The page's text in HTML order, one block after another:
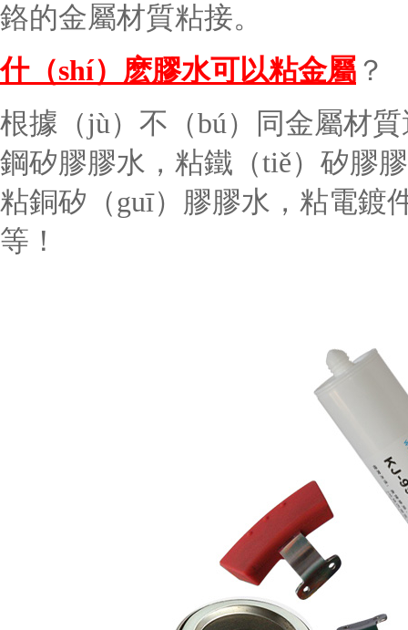
鉻的金屬材質粘接。
什（shí）麽膠水可以粘金屬 ？
根據（jù）不（bú）同金屬材
鋼矽膠膠水，粘鐵（tiě）矽膠
粘銅矽（guī）膠膠水，粘電鍍
等！